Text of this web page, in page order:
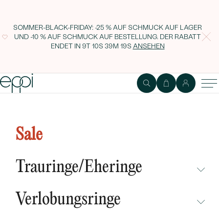
SOMMER-BLACK-FRIDAY: -25 % AUF SCHMUCK AUF LAGER
UND -10 % AUF SCHMUCK AUF BESTELLUNG. DER RABATT
ENDET IN 9T 10S 39M 18S ANSEHEN
Sale
Trauringe/Eheringe
NEUHEITEN
Verlobungsringe
funkelnden Diamanten Ettore